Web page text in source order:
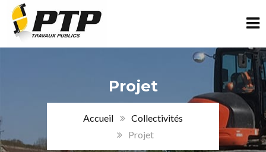
Projet
Accueil
Collectivités
Projet